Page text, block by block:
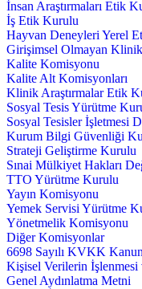
İnsan Araştırmaları Etik
İş Etik Kurulu
Hayvan Deneyleri Yerel
Girişimsel Olmayan
Kalite Komisyonu
Kalite Alt Komisyonları
Klinik Araştırmalar Etik
Sosyal Tesis Yürütme
Sosyal Tesisler İşletmesi
Kurum Bilgi Güvenliği
Strateji Geliştirme Kurulu
Sınai Mülkiyet Hakları
TTO Yürütme Kurulu
Yayın Komisyonu
Yemek Servisi Yürütme
Yönetmelik Komisyonu
Diğer Komisyonlar
6698 Sayılı KVKK
Kişisel Verilerin İşlenmesi
Genel Aydınlatma Metni